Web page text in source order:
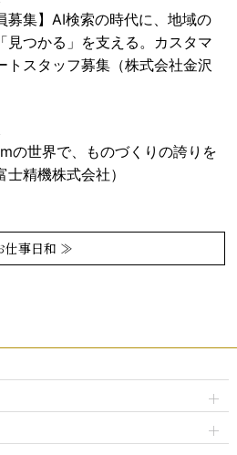
募集】AI検索の時代に、地域の
見つかる」を支える。カスタマ
トスタッフ募集（株式会社金沢
の世界で、ものづくりの誇りを
士精機株式会社）
仕事日和 ≫